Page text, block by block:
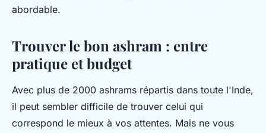
abordable.
Trouver le bon ashram : entre
pratique et budget
Avec plus de 2000 ashrams répartis dans toute l'Inde,
il peut sembler difficile de trouver celui qui
correspond le mieux à vos attentes. Mais ne vous